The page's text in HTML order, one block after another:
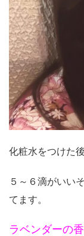
化粧水をつけた
５～６滴がいい
てます。
ラベンダーの